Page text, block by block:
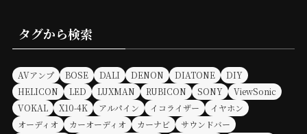
タグから検索
AVアンプ BOSE DALI DENON DIATONE
DIY
HELICON
LED LUXMAN RUBICON SONY
ViewSonic
VOKAL
X10-4K アルパイン イコライザー
イヤホン
オーディオ
カーオーディオ カーナビ
サウンドバー